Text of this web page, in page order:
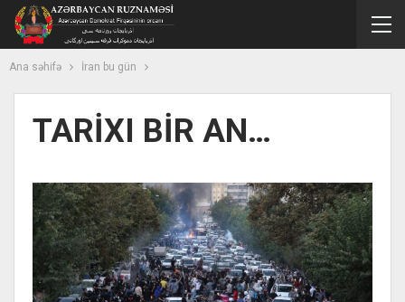
Ana səhifə İran bu gün
TARİXI BİR AN…